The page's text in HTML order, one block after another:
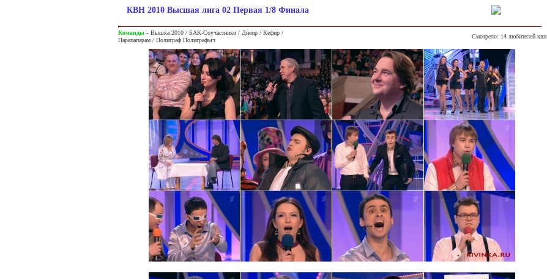
КВН 2010 Высшая лига 02 Первая 1/8 Финала
Команды- Вышка 2010 / БАК-Соучастники / Днепр / Кефир /
Парапапарам / Полиграф Полиграфыч
Смотрело: 14 любителей квн